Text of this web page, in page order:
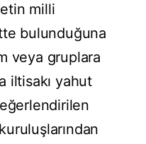
milli
bulunduğuna
veya gruplara
iltisakı yahut